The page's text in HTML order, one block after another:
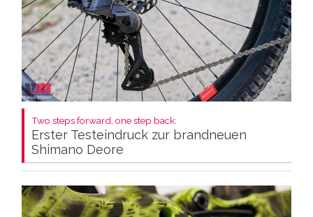
Two steps forward, one step back:
Erster Testeindruck zur brandneuen
Shimano Deore